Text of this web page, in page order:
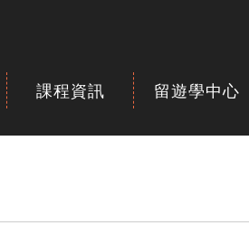
課程資訊 留遊學中心